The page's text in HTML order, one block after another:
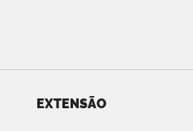
EXTENSÃO